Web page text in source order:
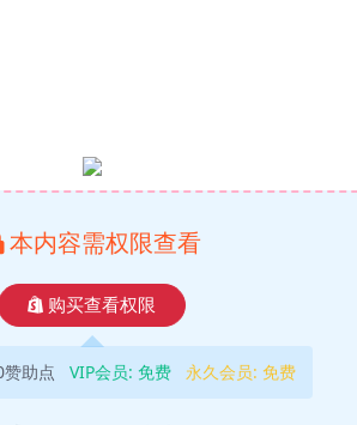
本内容需权限查看
购买查看权限
赞助点 VIP会员: 免费 永久会员: 免费